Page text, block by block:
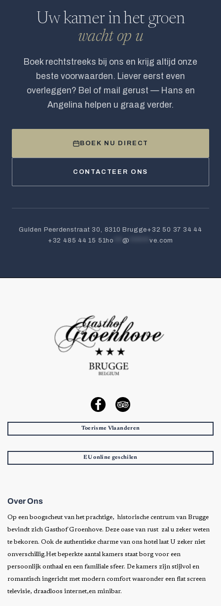
Uw kamer in het groen
wacht op u
Boek rechtstreeks bij ons en krijg altijd onze
beste voorwaarden. Liever eerst even
overleggen? Bel of mail gerust — Hans en
Angelina helpen u graag verder.
BOEK NU DIRECT
CONTACTEER ONS
Gulden Peerdenstraat 30, 8310 Brugge+32 50 37 34 44
+32 485 44 15 51ho ***@ *******ve.com
Toerisme Vlaanderen
EU online geschilen
Over Ons
Op een boogscheut van het prachtige, historische centrum van Brugge
bevindt zich Gasthof Groenhove. Deze oase van rust zal u zeker weten
te bekoren. Ook de authentieke charme van ons hotel laat U zeker niet
onverschillig.Het beperkte aantal kamers staat borg voor een
persoonlijk onthaal en een familiale sfeer. De kamers zijn stijlvol en
romantisch ingericht met modern comfort waaronder een flat screen
televisie, draadloos internet,en minibar.